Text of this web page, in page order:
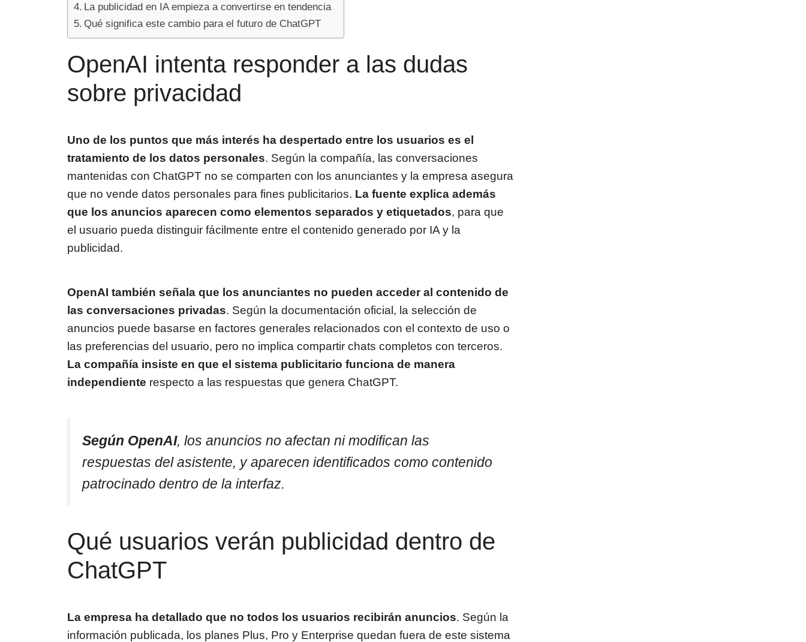
La publicidad en IA empieza a convertirse en tendencia
Qué significa este cambio para el futuro de ChatGPT
OpenAI intenta responder a las dudas
sobre privacidad
Uno de los puntos que más interés ha despertado entre los usuarios es el
tratamiento de los datos personales. Según la compañía, las conversaciones
mantenidas con ChatGPT no se comparten con los anunciantes y la empresa asegura
que no vende datos personales para fines publicitarios. La fuente explica además
que los anuncios aparecen como elementos separados y etiquetados, para que
el usuario pueda distinguir fácilmente entre el contenido generado por IA y la
publicidad.
OpenAI también señala que los anunciantes no pueden acceder al contenido de
las conversaciones privadas. Según la documentación oficial, la selección de
anuncios puede basarse en factores generales relacionados con el contexto de uso o
las preferencias del usuario, pero no implica compartir chats completos con terceros.
La compañía insiste en que el sistema publicitario funciona de manera
independiente respecto a las respuestas que genera ChatGPT.
Según OpenAI, los anuncios no afectan ni modifican las
respuestas del asistente, y aparecen identificados como contenido
patrocinado dentro de la interfaz.
Qué usuarios verán publicidad dentro de
ChatGPT
La empresa ha detallado que no todos los usuarios recibirán anuncios. Según la
información publicada, los planes Plus, Pro y Enterprise quedan fuera de este sistema